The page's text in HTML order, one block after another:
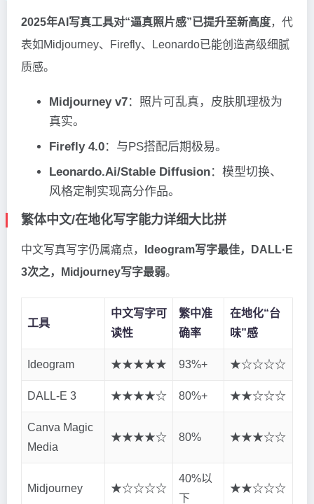
2025年AI写真工具对“逼真照片感”已提升至新高度，代
表如Midjourney、Firefly、Leonardo已能创造高级细腻
质感。
Midjourney v7：照片可乱真，皮肤肌理极为
真实。
Firefly 4.0：与PS搭配后期极易。
Leonardo.Ai/Stable Diffusion：模型切换、
风格定制实现高分作品。
繁体中文/在地化写字能力详细大比拼
中文写真写字仍属痛点，
Ideogram写字最佳，DALL·E
3次之，Midjourney写字最弱。
工具
中文写字可
读性
繁中准
确率
在地化“台
味”感
Ideogram ★★★★★ 93%+ ★☆☆☆☆
DALL-E 3 ★★★★☆ 80%+ ★★☆☆☆
Canva Magic
Media
★★★★☆ 80% ★★★☆☆
Midjourney ★☆☆☆☆
40%以
下
★★☆☆☆